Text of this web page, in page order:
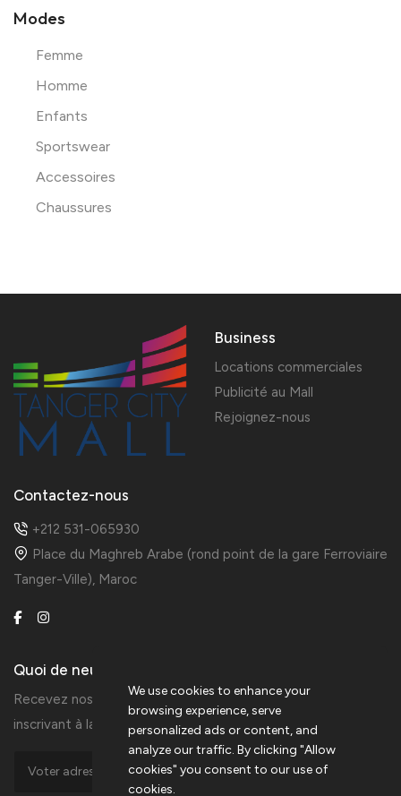
Modes
Femme
Homme
Enfants
Sportswear
Accessoires
Chaussures
Contactez-nous
+212 531-065930
Place du Maghreb Arabe (rond point de la gare Ferroviaire
Tanger-Ville), Maroc
Business
Locations commerciales
Publicité au Mall
Rejoignez-nous
Quoi de neuf ?
Recevez nos informations en avant-première en vous
inscrivant à la Newsletters du Tanger City Mall
We use cookies to enhance your
browsing experience, serve
personalized ads or content, and
analyze our traffic. By clicking "Allow
cookies" you consent to our use of
cookies.